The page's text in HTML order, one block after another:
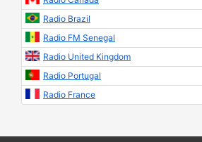
Radio Brazil
Radio FM Senegal
Radio United Kingdom
Radio Portugal
Radio France